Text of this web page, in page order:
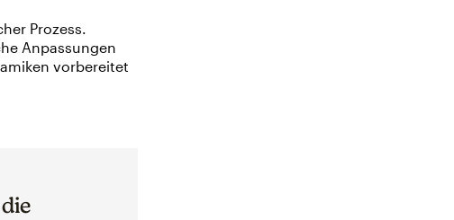
Prozess.
Anpassungen
vorbereitet